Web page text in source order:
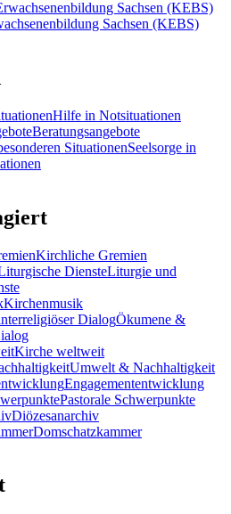
Sachsen (KEBS)
Hilfe in Notsituationen
Beratungsangebote
Seelsorge in
Kirchliche Gremien
Liturgie und
Kirchenmusik
Ökumene &
Kirche weltweit
Umwelt & Nachhaltigkeit
Engagemententwicklung
Pastorale Schwerpunkte
Diözesanarchiv
Domschatzkammer